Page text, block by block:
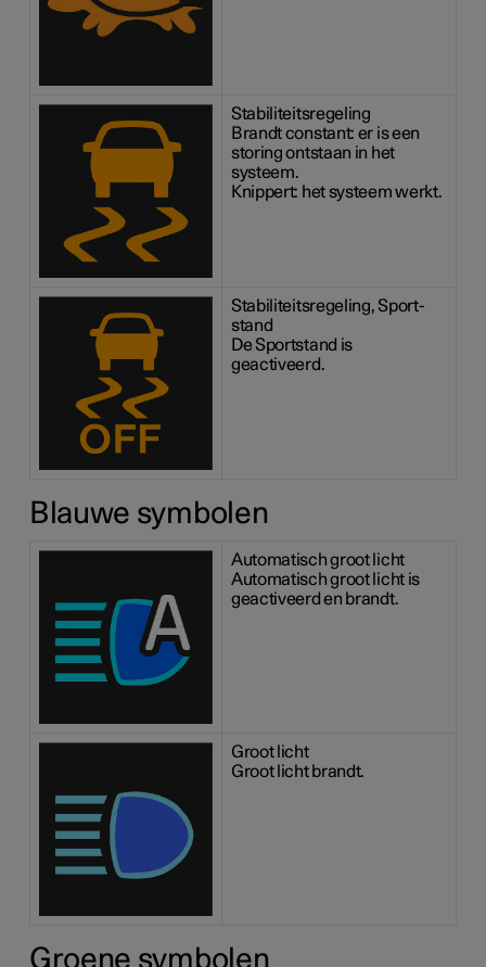
Stabiliteitsregeling
Brandt constant: er is een
storing ontstaan in het
systeem.
Knippert: het systeem werkt.
Stabiliteitsregeling, Sport-
stand
De Sportstand is
geactiveerd.
Blauwe symbolen
Automatisch groot licht
Automatisch groot licht is
geactiveerd en brandt.
Groot licht
Groot licht brandt.
Groene symbolen